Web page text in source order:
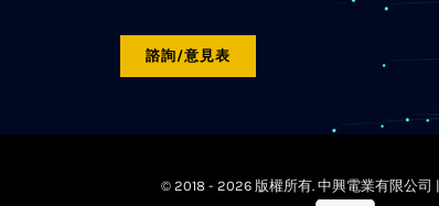
諮詢/意見表
© 2018 - 2026 版權所有. 中興電業有限公司 |